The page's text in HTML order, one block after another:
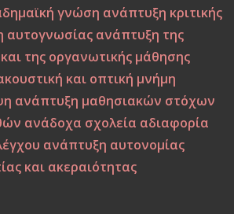
άκμονος. Η νεότητα της ελπίδας ως
στη Ζωοπαιδαγωγική;
και τα φτερά: Η αλληγορία της
στους ύποπτους καιρούς
υπό το Πρίσμα του Δημήτρη
γνώση ανάπτυξη κριτικής
αυτογνωσίας ανάπτυξη της
της οργανωτικής μάθησης
και οπτική μνήμη
ανάπτυξη μαθησιακών στόχων
ανάδοχα σχολεία αδιαφορία
ανάπτυξη αυτονομίας
και ακεραιότητας